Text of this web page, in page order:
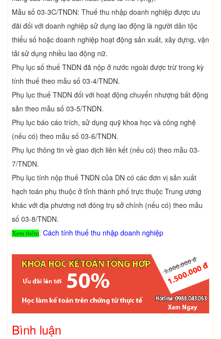
Mẫu số 03-3C/TNDN: Thuế thu nhập doanh nghiệp được ưu
đãi đối với doanh nghiệp sử dụng lao động là người dân tộc
thiểu số hoặc doanh nghiệp hoạt động sản xuất, xây dựng, vận
tải sử dụng nhiều lao động nữ.
Phụ lục số thuế TNDN đã nộp ở nước ngoài được trừ trong kỳ
tính thuế theo mẫu số 03-4/TNDN.
Phụ lục thuế TNDN đối với hoạt động chuyển nhượng bất động
sản theo mẫu số 03-5/TNDN.
Phụ lục báo cáo trích, sử dụng quỹ khoa học và công nghệ
(nếu có) theo mẫu số 03-6/TNDN.
Phụ lục thông tin về giao dịch liên kết (nếu có) theo mẫu 03-
7/TNDN.
Phụ lục tính nộp thuế TNDN của DN có các đơn vị sản xuất
hạch toán phụ thuộc ở tỉnh thành phố trực thuộc Trung ương
khác với địa phương nơi đóng trụ sở chính (nếu có) theo mẫu
số 03-8/TNDN.
Xem thêm: Cách tính thuế thu nhập doanh nghiệp
Bình luận